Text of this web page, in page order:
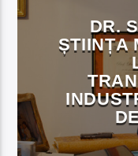
DR.
ȘTIINȚA